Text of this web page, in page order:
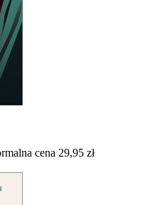
cena 29,95 zł